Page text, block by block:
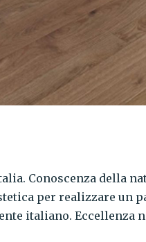
Conoscenza della
per realizzare un
italiano. Eccellenza